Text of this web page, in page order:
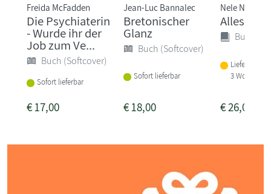
Freida McFadden
Die Psychiaterin
- Wurde ihr der
Job zum Ve...
Buch (Softcover)
Sofort lieferbar
€17,00
Jean-Luc Bannalec
Bretonischer
Glanz
Buch (Softcover)
Sofort lieferbar
€18,00
Nele
Alles
Buch
Lieferbar
3 Wochen
€26,00